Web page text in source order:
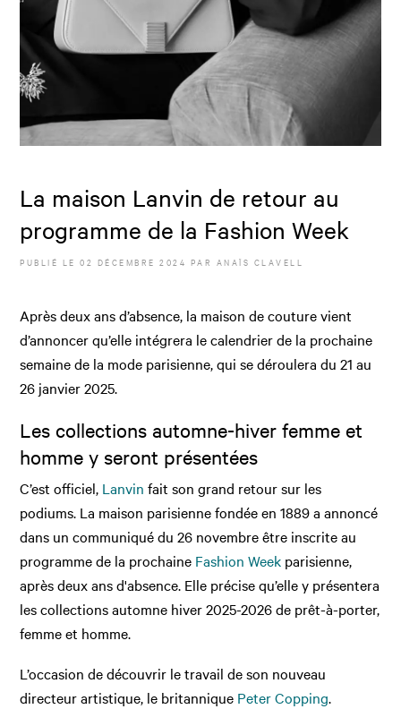
La maison Lanvin de retour au
programme de la Fashion Week
PUBLIÉ LE02 DÉCEMBRE 2024 PAR ANAÏS CLAVELL
Après deux ans d’absence, la maison de couture vient
d’annoncer qu’elle intégrera le calendrier de la prochaine
semaine de la mode parisienne, qui se déroulera du 21 au
26 janvier 2025.
Les collections automne-hiver femme et
homme y seront présentées
C’est officiel, Lanvin fait son grand retour sur les
podiums. La maison parisienne fondée en 1889 a annoncé
dans un communiqué du 26 novembre être inscrite au
programme de la prochaine Fashion Week parisienne,
après deux ans d'absence. Elle précise qu’elle y présentera
les collections automne hiver 2025-2026 de prêt-à-porter,
femme et homme.
L’occasion de découvrir le travail de son nouveau
directeur artistique, le britannique Peter Copping.